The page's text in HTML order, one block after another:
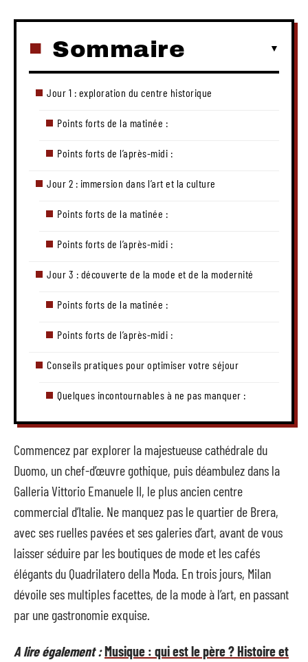
Sommaire
Jour 1 : exploration du centre historique
Points forts de la matinée :
Points forts de l’après-midi :
Jour 2 : immersion dans l’art et la culture
Points forts de la matinée :
Points forts de l’après-midi :
Jour 3 : découverte de la mode et de la modernité
Points forts de la matinée :
Points forts de l’après-midi :
Conseils pratiques pour optimiser votre séjour
Quelques incontournables à ne pas manquer :
Commencez par explorer la majestueuse cathédrale du
Duomo, un chef-d’œuvre gothique, puis déambulez dans la
Galleria Vittorio Emanuele II, le plus ancien centre
commercial d’Italie. Ne manquez pas le quartier de Brera,
avec ses ruelles pavées et ses galeries d’art, avant de vous
laisser séduire par les boutiques de mode et les cafés
élégants du Quadrilatero della Moda. En trois jours, Milan
dévoile ses multiples facettes, de la mode à l’art, en passant
par une gastronomie exquise.
A lire également :Musique : qui est le père ? Histoire et